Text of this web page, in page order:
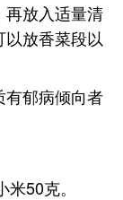
再放入适量清
放香菜段以
有郁病倾向者
50克。